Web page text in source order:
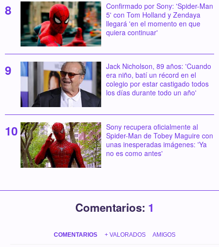
Confirmado por Sony: 'Spider-Man
5' con Tom Holland y Zendaya
llegará 'en el momento en que
quiera continuar'
Jack Nicholson, 89 años: 'Cuando
era niño, batí un récord en el
colegio por estar castigado todos
los días durante todo un año'
Sony recupera oficialmente al
Spider-Man de Tobey Maguire con
unas inesperadas imágenes: 'Ya
no es como antes'
Comentarios: 1
COMENTARIOS + VALORADOS AMIGOS